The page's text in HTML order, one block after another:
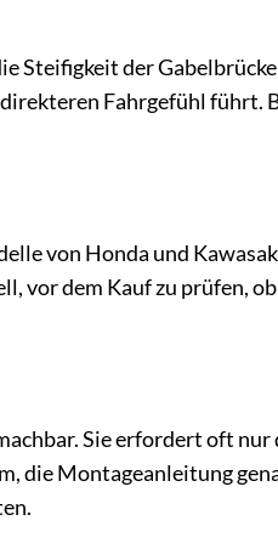
Steifigkeit der
Fahrgefühl führt.
von Honda und
dem Kauf zu prüfen,
Sie erfordert oft nur
die Montageanleitung